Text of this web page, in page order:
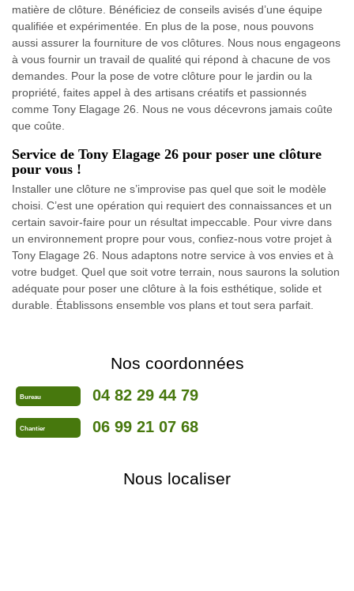
matière de clôture. Bénéficiez de conseils avisés d’une équipe
qualifiée et expérimentée. En plus de la pose, nous pouvons
aussi assurer la fourniture de vos clôtures. Nous nous engageons
à vous fournir un travail de qualité qui répond à chacune de vos
demandes. Pour la pose de votre clôture pour le jardin ou la
propriété, faites appel à des artisans créatifs et passionnés
comme Tony Elagage 26. Nous ne vous décevrons jamais coûte
que coûte.
Service de Tony Elagage 26 pour poser une clôture
pour vous !
Installer une clôture ne s’improvise pas quel que soit le modèle
choisi. C’est une opération qui requiert des connaissances et un
certain savoir-faire pour un résultat impeccable. Pour vivre dans
un environnement propre pour vous, confiez-nous votre projet à
Tony Elagage 26. Nous adaptons notre service à vos envies et à
votre budget. Quel que soit votre terrain, nous saurons la solution
adéquate pour poser une clôture à la fois esthétique, solide et
durable. Établissons ensemble vos plans et tout sera parfait.
Nos coordonnées
Bureau 04 82 29 44 79
Chantier 06 99 21 07 68
Nous localiser